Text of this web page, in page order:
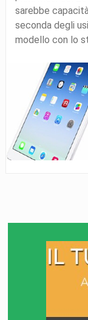
sarebbe
seconda degli
modello con lo